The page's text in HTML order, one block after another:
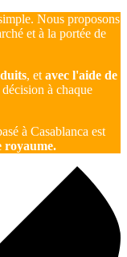
Nous proposons
et à la portée de
, et avec l'aide de
à chaque
à Casablanca est
royaume.